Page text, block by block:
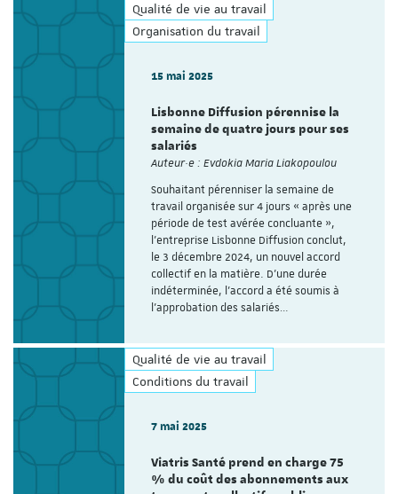
Qualité de vie au travail
Organisation du travail
15 mai 2025
Lisbonne Diffusion pérennise la
semaine de quatre jours pour ses
salariés
Auteur·e : Evdokia Maria Liakopoulou
Souhaitant pérenniser la semaine de
travail organisée sur 4 jours « après une
période de test avérée concluante »,
l’entreprise Lisbonne Diffusion conclut,
le 3 décembre 2024, un nouvel accord
collectif en la matière. D’une durée
indéterminée, l’accord a été soumis à
l’approbation des salariés…
Qualité de vie au travail
Conditions du travail
7 mai 2025
Viatris Santé prend en charge 75
% du coût des abonnements aux